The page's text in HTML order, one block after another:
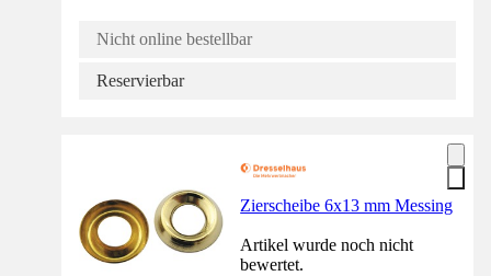
Nicht online bestellbar
Reservierbar
Zierscheibe 6x13 mm Messing
Artikel wurde noch nicht
bewertet.